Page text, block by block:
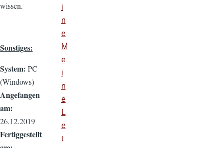
wissen.
Sonstiges:
System: PC
(Windows)
Angefangen
am:
26.12.2019
Fertiggestellt
i
n
e
M
e
i
n
e
L
e
t